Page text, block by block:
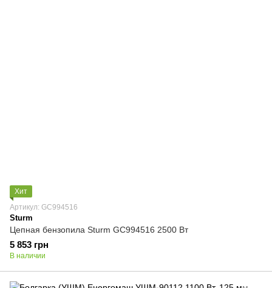
Хит
Артикул: GC994516
Sturm
Цепная бензопила Sturm GC994516 2500 Вт
5 853 грн
В наличии